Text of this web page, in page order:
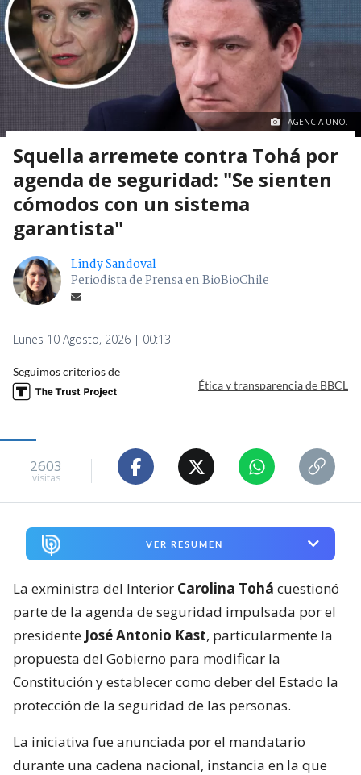
AGENCIA UNO.
Squella arremete contra Tohá por
agenda de seguridad: "Se sienten
cómodos con un sistema
garantista"
Lindy Sandoval
Periodista de Prensa en BioBioChile
Lunes 10 Agosto, 2026 | 00:13
Seguimos criterios de
Ética y transparencia de BBCL
2603
visitas
VER RESUMEN
La exministra del Interior Carolina Tohá cuestionó
parte de la agenda de seguridad impulsada por el
presidente José Antonio Kast, particularmente la
propuesta del Gobierno para modificar la
Constitución y establecer como deber del Estado la
protección de la seguridad de las personas.
La iniciativa fue anunciada por el mandatario
durante una cadena nacional, instancia en la que